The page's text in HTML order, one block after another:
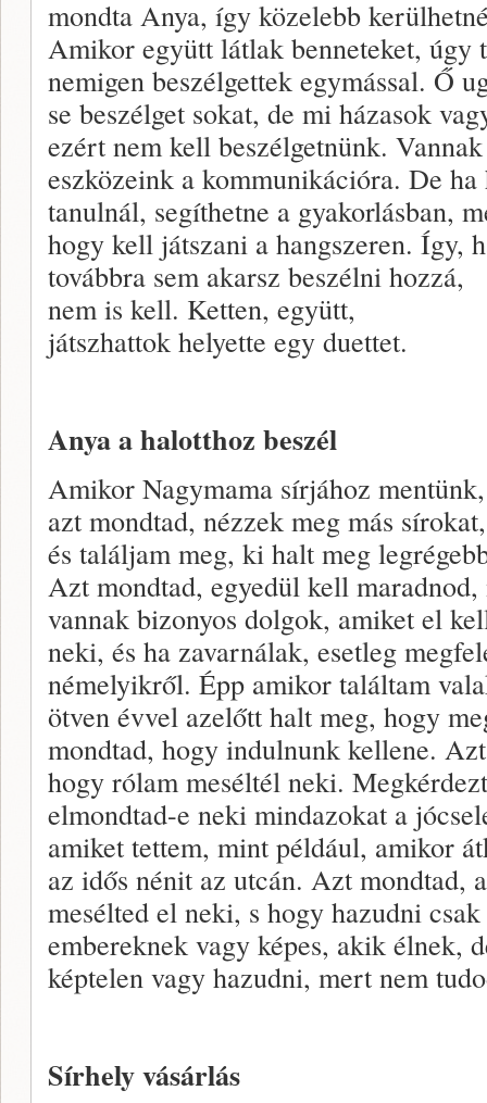
mondta Anya, így közelebb
Amikor együtt látlak benneteket, úgy
nemigen beszélgettek egymással. Ő
se beszélget sokat, de mi házasok
ezért nem kell beszélgetnünk.
eszközeink a kommunikációra. De ha
tanulnál, segíthetne a gyakorlásban,
hogy kell játszani a hangszeren. Így,
továbbra sem akarsz beszélni hozzá,
nem is kell. Ketten, együtt,
játszhattok helyette egy duettet.
Anya a halotthoz beszél
Amikor Nagymama sírjához mentünk,
azt mondtad, nézzek meg más sírokat,
és találjam meg, ki halt meg
Azt mondtad, egyedül kell
vannak bizonyos dolgok, amiket el
neki, és ha zavarnálak, esetleg
némelyikről. Épp amikor találtam
ötven évvel azelőtt halt meg, hogy
mondtad, hogy indulnunk kellene.
hogy rólam meséltél neki.
elmondtad-e neki mindazokat a
amiket tettem, mint például, amikor
az idős nénit az utcán. Azt mondtad,
mesélted el neki, s hogy hazudni
embereknek vagy képes, akik élnek,
képtelen vagy hazudni, mert nem
Sírhely vásárlás